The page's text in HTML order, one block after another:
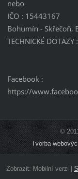
nebo
IČO : 15443167
Bohumín - Skřečoň,
TECHNICKÉ
Facebook :
https://
©
Tvorba
Zobrazit: Mobilní verzi